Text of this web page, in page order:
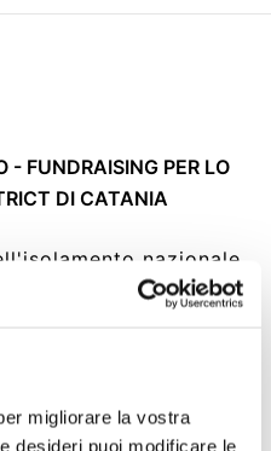
migliorare la vostra
desideri puoi modificare le
- FUNDRAISING PER LO
DI CATANIA
nazionale
Coronavirus,
e ai lavoratori